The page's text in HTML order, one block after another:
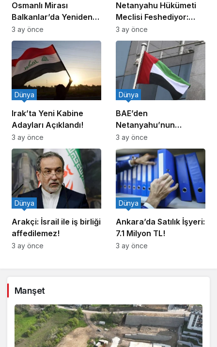
Osmanlı Mirası
Balkanlar’da Yeniden
Canlanıyor
3 ay önce
Netanyahu Hükümeti
Meclisi Feshediyor:
Erken Seçim!
3 ay önce
Irak’ta Yeni Kabine
Adayları Açıklandı!
Dünya
3 ay önce
BAE’den
Netanyahu’nun
Ziyareti İddiasına
Yalanlama
Dünya
3 ay önce
Arakçi: İsrail ile iş birliği
affedilemez!
Dünya
3 ay önce
Ankara’da Satılık İşyeri:
7.1 Milyon TL!
Dünya
3 ay önce
Manşet